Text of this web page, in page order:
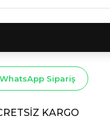
WhatsApp Sipariş
KARGO